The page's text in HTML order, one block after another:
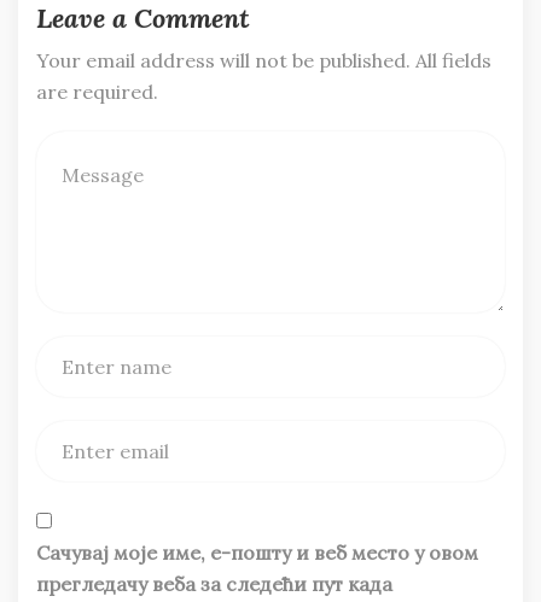
Leave a Comment
Your email address will not be published. All fields
are required.
Сачувај моје име, е-пошту и веб место у овом
прегледачу веба за следећи пут када